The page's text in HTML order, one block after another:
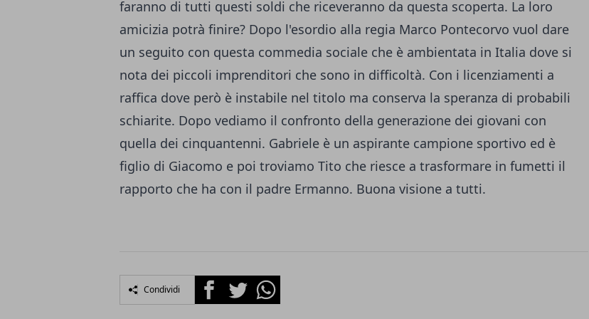
faranno di tutti questi soldi che riceveranno da questa scoperta. La loro
amicizia potrà finire? Dopo l'esordio alla regia Marco Pontecorvo vuol dare
un seguito con questa commedia sociale che è ambientata in Italia dove si
nota dei piccoli imprenditori che sono in difficoltà. Con i licenziamenti a
raffica dove però è instabile nel titolo ma conserva la speranza di probabili
schiarite. Dopo vediamo il confronto della generazione dei giovani con
quella dei cinquantenni. Gabriele è un aspirante campione sportivo ed è
figlio di Giacomo e poi troviamo Tito che riesce a trasformare in fumetti il
rapporto che ha con il padre Ermanno. Buona visione a tutti.
Condividi FacebookTwitterWhatsapp